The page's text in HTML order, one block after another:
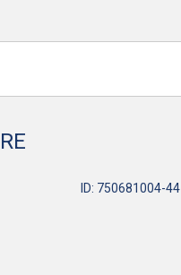
ID: 750681004-44